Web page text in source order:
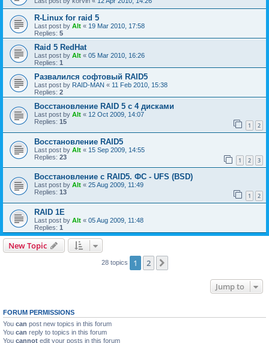
R-Linux for raid 5
Last post by Alt « 19 Mar 2010, 17:58
Replies: 5
Raid 5 RedHat
Last post by Alt « 05 Mar 2010, 16:26
Replies: 1
Развалился софтовый RAID5
Last post by RAID-MAN « 11 Feb 2010, 15:38
Replies: 2
Восстановление RAID 5 с 4 дисками
Last post by Alt « 12 Oct 2009, 14:07
Replies: 15 1 2
Восстановление RAID5
Last post by Alt « 15 Sep 2009, 14:55
Replies: 23 1 2 3
Восстановление с RAID5. ФС - UFS (BSD)
Last post by Alt « 25 Aug 2009, 11:49
Replies: 13 1 2
RAID 1E
Last post by Alt « 05 Aug 2009, 11:48
Replies: 1
New Topic
28 topics 1 2
Jump to
FORUM PERMISSIONS
You can post new topics in this forum
You can reply to topics in this forum
You cannot edit your posts in this forum